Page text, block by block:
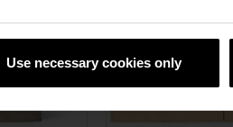
Use necessary cookies only